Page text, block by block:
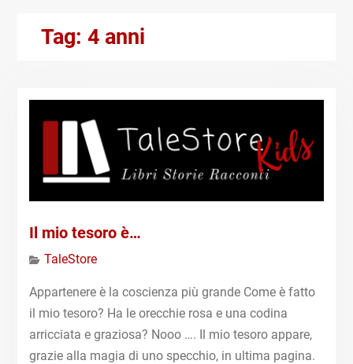
Tag: 4 anni
Il mio tesoro è…
TaleStore
Appartenere è la coscienza più grande Come è fatto
il mio tesoro? Ha le orecchie rosa e una codina
arricciata e graziosa? Nooo ….​ Il mio tesoro appare,
grazie alla magia di uno specchio, in ultima pagina. ​